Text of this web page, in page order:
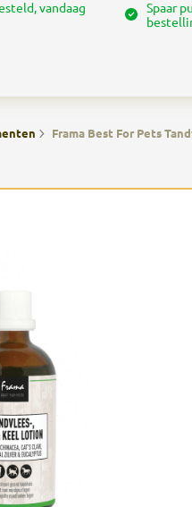
vandaag
Spaar
Frama Best For Pets